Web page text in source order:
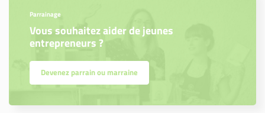
Parrainage
Vous souhaitez aider de jeunes
entrepreneurs ?
Devenez parrain ou marraine